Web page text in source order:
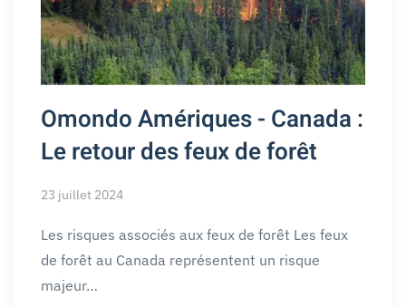
Omondo Amériques - Canada :
Le retour des feux de forêt
23 juillet 2024
Les risques associés aux feux de forêt Les feux
de forêt au Canada représentent un risque
majeur…